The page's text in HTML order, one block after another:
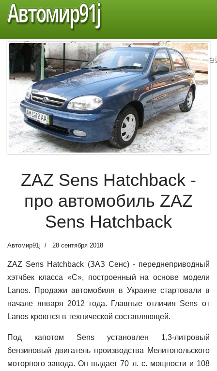
Автомир91j
Главная
Советы
автомобилистам
Обзор
ZAZ Sens Hatchback -
про автомобиль ZAZ
Sens Hatchback
Автомир91j 28 сентября 2018
ZAZ Sens Hatchback (ЗАЗ Сенс) - переднеприводный
хэтчбек класса «С», построенный на основе модели
Lanos. Продажи автомобиля в Украине стартовали в
начале января 2012 года.
Главные отличия Sens от
Lanos кроются в технической составляющей.
Под капотом Sens установлен 1,3-литровый
бензиновый двигатель производства Мелитопольского
моторного завода. Он выдает 70 л. с. мощности и 108